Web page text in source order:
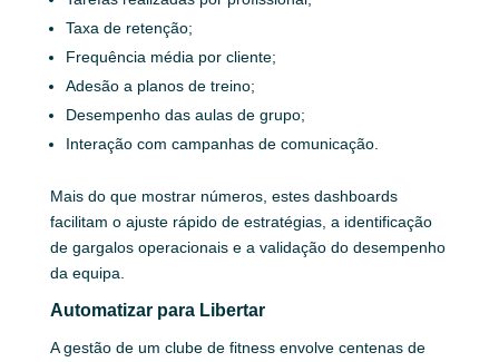
Taxa de retenção;
Frequência média por cliente;
Adesão a planos de treino;
Desempenho das aulas de grupo;
Interação com campanhas de comunicação.
Mais do que mostrar números, estes dashboards
facilitam o ajuste rápido de estratégias, a identificação
de gargalos operacionais e a validação do desempenho
da equipa.
Automatizar para Libertar
A gestão de um clube de fitness envolve centenas de